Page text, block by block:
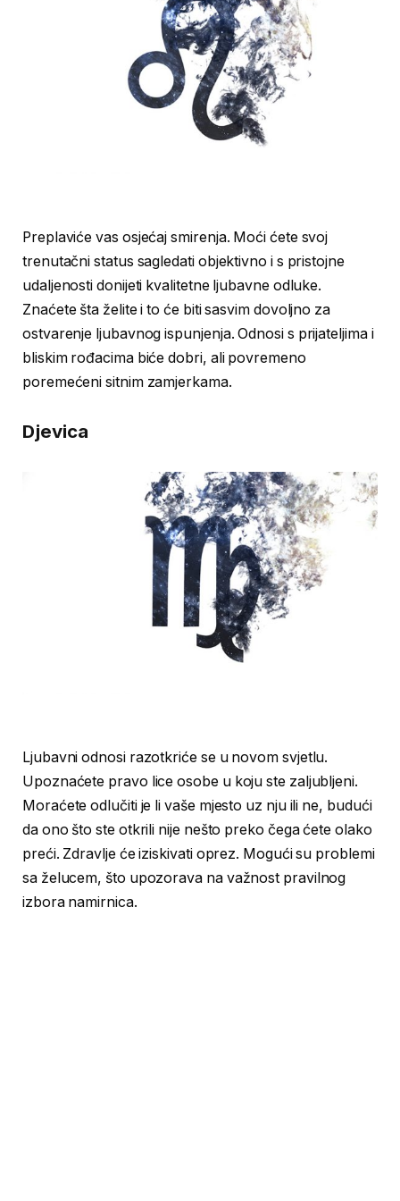
Preplaviće vas osjećaj smirenja. Moći ćete svoj
trenutačni status sagledati objektivno i s pristojne
udaljenosti donijeti kvalitetne ljubavne odluke.
Znaćete šta želite i to će biti sasvim dovoljno za
ostvarenje ljubavnog ispunjenja. Odnosi s prijateljima i
bliskim rođacima biće dobri, ali povremeno
poremećeni sitnim zamjerkama.
Djevica
Ljubavni odnosi razotkriće se u novom svjetlu.
Upoznaćete pravo lice osobe u koju ste zaljubljeni.
Moraćete odlučiti je li vaše mjesto uz nju ili ne, budući
da ono što ste otkrili nije nešto preko čega ćete olako
preći. Zdravlje će iziskivati oprez. Mogući su problemi
sa želucem, što upozorava na važnost pravilnog
izbora namirnica.